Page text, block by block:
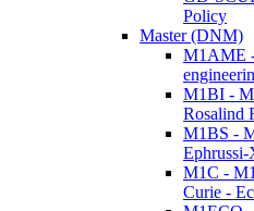
Policy
Master (DNM)
M1AME
M1BI -
Rosalind
M1BS -
Ephrussi-
M1C -
Curie -